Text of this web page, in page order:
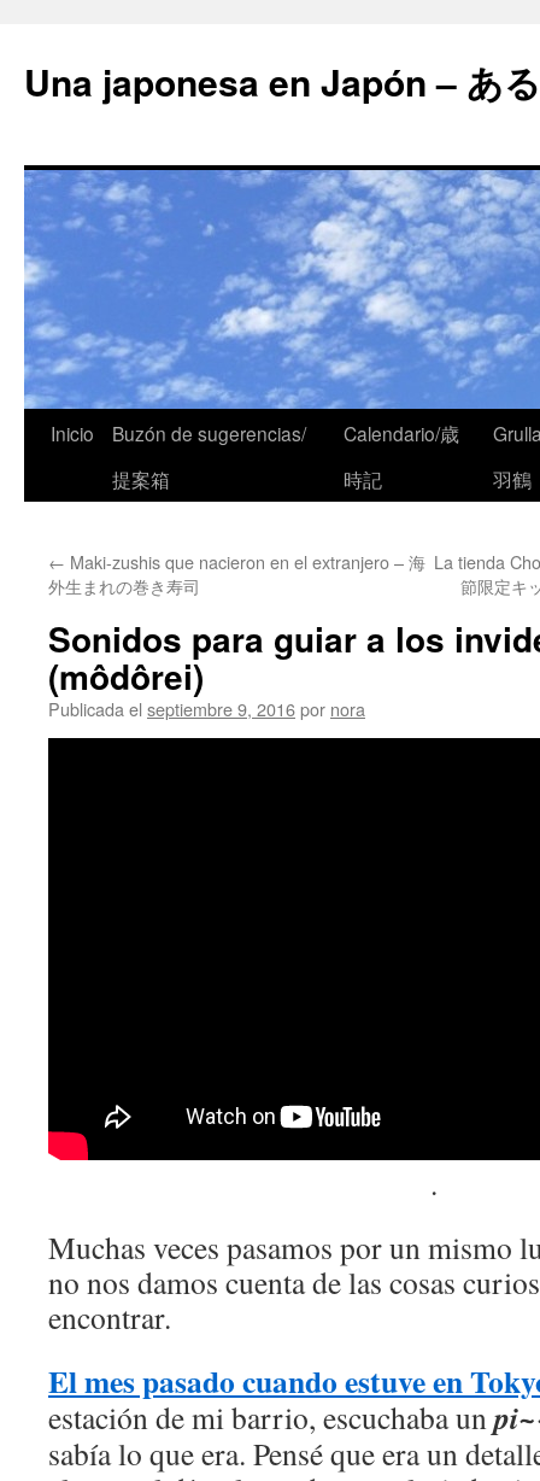
Una japonesa en Japón – あ
Inicio
Buzón de sugerencias/
提案箱
Calendario/歳
時記
羽鶴
← Maki-zushis que nacieron en el extranjero – 海
外生まれの巻き寿司
La tienda
節限定キ
Sonidos para guiar a los
(môdôrei)
Publicada el septiembre 9, 2016por nora
.
Muchas veces pasamos por un mismo
no nos damos cuenta de las cosas
encontrar.
El mes pasado cuando estuve en
estación de mi barrio, escuchaba un
sabía lo que era. Pensé que era un